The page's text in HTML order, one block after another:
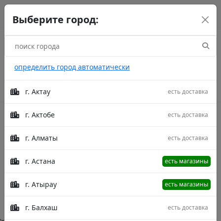
Выберите город:
определить город автоматически
г. Актау есть доставка
г. Актобе есть доставка
г. Алматы есть доставка
г. Астана есть магазины
г. Атырау есть магазины
г. Балхаш есть доставка